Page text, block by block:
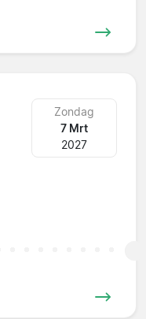
Zondag
7 Mrt
2027